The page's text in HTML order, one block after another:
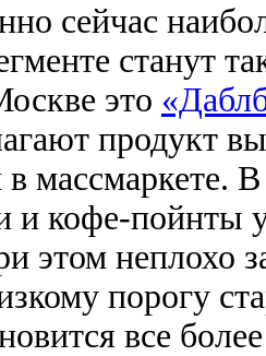
сейчас
станут
это
продукт
массмаркете.
и кофе-пойнты
этом неплохо
порогу
все